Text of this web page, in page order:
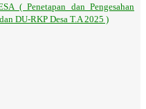
( Penetapan dan Pengesahan
DU-RKP Desa T.A 2025 )